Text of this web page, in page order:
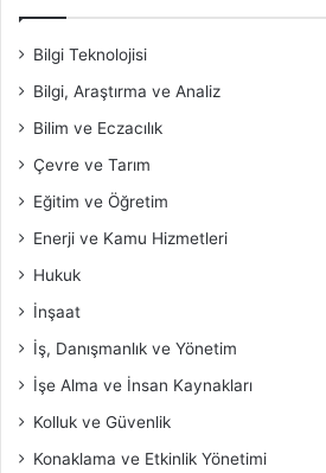
Bilgi Teknolojisi
Bilgi, Araştırma ve Analiz
Bilim ve Eczacılık
Çevre ve Tarım
Eğitim ve Öğretim
Enerji ve Kamu Hizmetleri
Hukuk
İnşaat
İş, Danışmanlık ve Yönetim
İşe Alma ve İnsan Kaynakları
Kolluk ve Güvenlik
Konaklama ve Etkinlik Yönetimi